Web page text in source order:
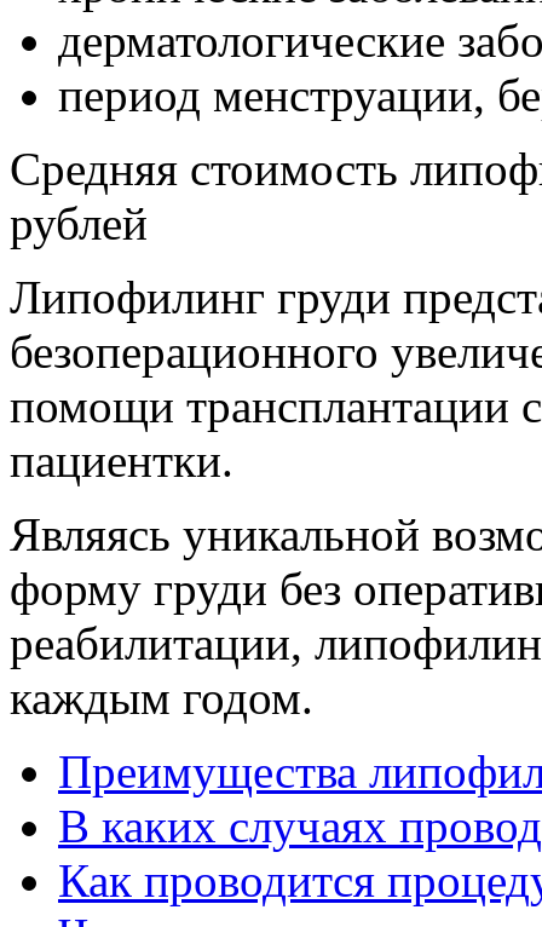
дерматологические
период менструации,
Средняя стоимость
рублей
Липофилинг груди
безоперационного
помощи трансплантации
пациентки.
Являясь уникальной
форму груди без
реабилитации,
каждым годом.
Преимущества
В каких случаях
Как проводится